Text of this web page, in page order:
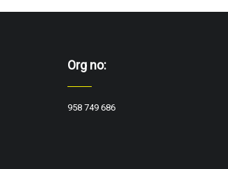
Org no:
958 749 686